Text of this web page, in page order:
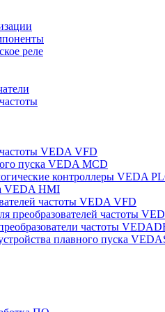
реле
VEDA VFD
пуска VEDA MCD
контроллеры VEDA
VEDA HMI
частоты VEDA VFD
преобразователей частоты
частоты
плавного пуска